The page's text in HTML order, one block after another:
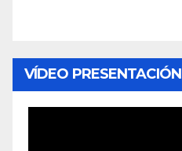
VÍDEO PRESENTACIÓN